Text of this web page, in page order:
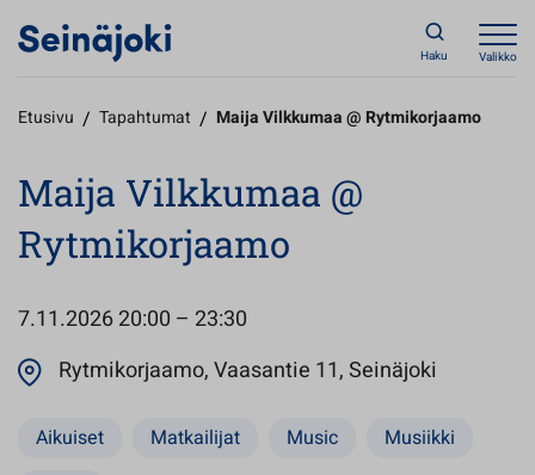
Haku Valikko
Etusivu / Tapahtumat / Maija Vilkkumaa @ Rytmikorjaamo
Maija Vilkkumaa @
Rytmikorjaamo
7.11.202620:00 – 23:30
Rytmikorjaamo, Vaasantie 11, Seinäjoki
Aikuiset Matkailijat Music
Musiikki